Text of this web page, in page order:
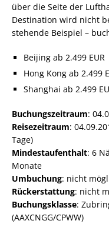
über die Seite der
Destination wird nicht
stehende Beispiel –
Beijing ab 2.499 EUR
Hong Kong ab 2.499
Shanghai ab 2.499
Buchungszeitraum:
Reisezeitraum:
Tage)
Mindestaufenthalt: 6
Monate
Umbuchung: nicht
Rückerstattung: nicht
Buchungsklasse:
(AAXCNGG/CPWW)